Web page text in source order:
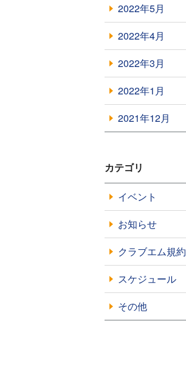
2022年5月
2022年4月
2022年3月
2022年1月
2021年12月
カテゴリ
イベント
お知らせ
クラブエム規約
スケジュール
その他